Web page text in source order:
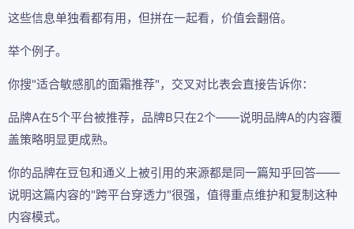
这些信息单独看都有用，但拼在一起看，价值会翻倍。
举个例子。
你搜"适合敏感肌的面霜推荐"，交叉对比表会直接告诉你：
品牌A在5个平台被推荐，品牌B只在2个——说明品牌A的内容覆
盖策略明显更成熟。
你的品牌在豆包和通义上被引用的来源都是同一篇知乎回答——
说明这篇内容的"跨平台穿透力"很强，值得重点维护和复制这种
内容模式。